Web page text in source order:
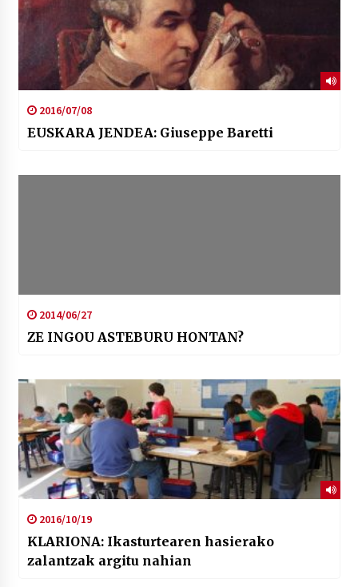
2016/07/08
EUSKARA JENDEA: Giuseppe Baretti
2014/06/27
ZE INGOU ASTEBURU HONTAN?
2016/10/19
KLARIONA: Ikasturtearen hasierako
zalantzak argitu nahian